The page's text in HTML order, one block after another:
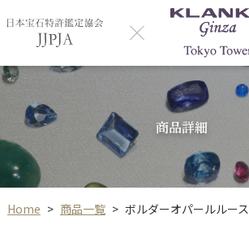
商品詳細
Home > 商品一覧 > ボルダーオパールルース